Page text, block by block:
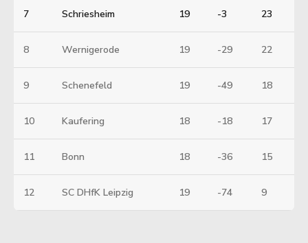
7 Schriesheim 19 -3 23
8 Wernigerode 19 -29 22
9 Schenefeld 19 -49 18
10 Kaufering 18 -18 17
11 Bonn 18 -36 15
12 SC DHfK Leipzig 19 -74 9